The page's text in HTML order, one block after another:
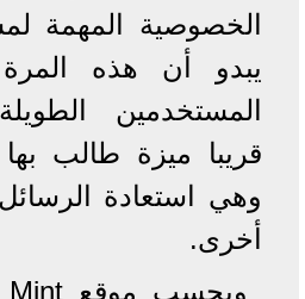
الخصوصية المهمة
يبدو أن هذه
المستخدمين
قريبا ميزة طالب بها
وهي استعادة
أخرى.